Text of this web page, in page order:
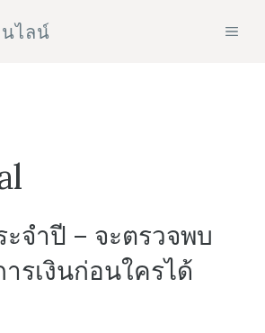
ไลน์
จำปี – จะตรวจพบ
รเงินก่อนใครได้